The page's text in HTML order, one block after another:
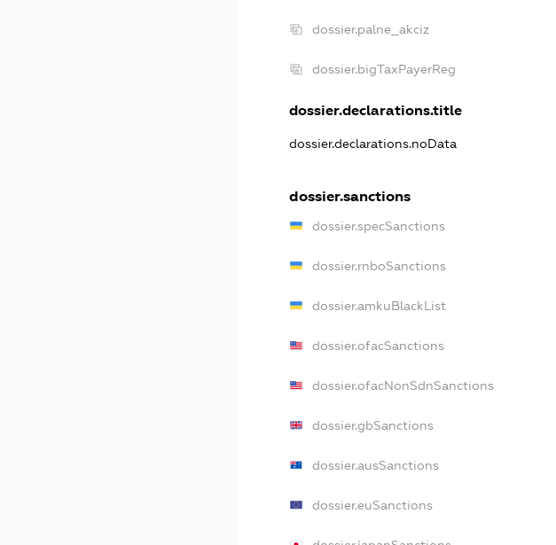
dossier.palne_akciz
dossier.bigTaxPayerReg
dossier.declarations.title
dossier.declarations.noData
dossier.sanctions
dossier.specSanctions
dossier.rnboSanctions
dossier.amkuBlackList
dossier.ofacSanctions
dossier.ofacNonSdnSanctions
dossier.gbSanctions
dossier.ausSanctions
dossier.euSanctions